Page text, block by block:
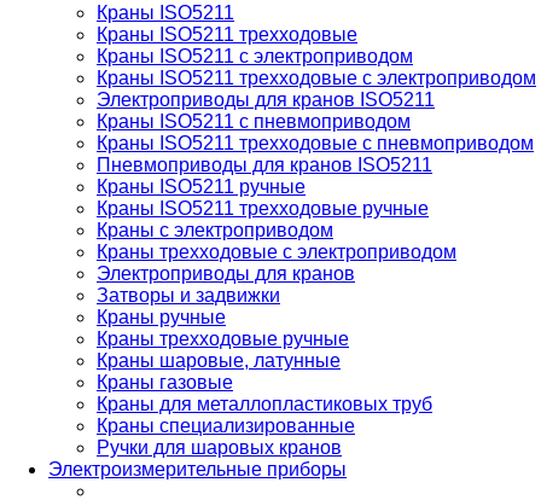
Краны ISO5211
Краны ISO5211 трехходовые
Краны ISO5211 с электроприводом
Краны ISO5211 трехходовые с электроприводом
Электроприводы для кранов ISO5211
Краны ISO5211 с пневмоприводом
Краны ISO5211 трехходовые с пневмоприводом
Пневмоприводы для кранов ISO5211
Краны ISO5211 ручные
Краны ISO5211 трехходовые ручные
Краны с электроприводом
Краны трехходовые с электроприводом
Электроприводы для кранов
Затворы и задвижки
Краны ручные
Краны трехходовые ручные
Краны шаровые, латунные
Краны газовые
Краны для металлопластиковых труб
Краны специализированные
Ручки для шаровых кранов
Электроизмерительные приборы